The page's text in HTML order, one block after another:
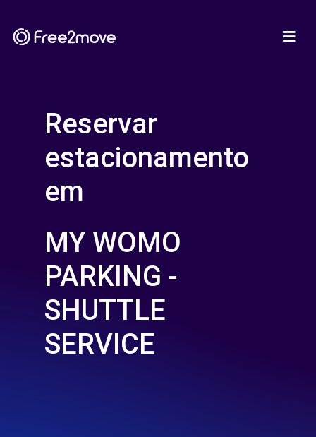
Reservar
estacionamento
em
MY WOMO
PARKING -
SHUTTLE
SERVICE